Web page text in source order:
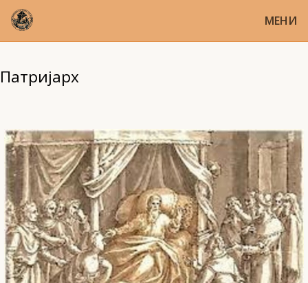
МЕНИ
Патријарх